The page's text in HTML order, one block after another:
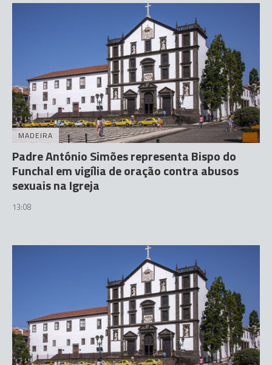
MADEIRA
Padre António Simões representa Bispo do
Funchal em vigília de oração contra abusos
sexuais na Igreja
13:08